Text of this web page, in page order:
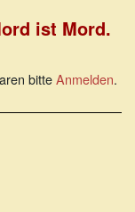
ist Mord.
bitteAnmelden.